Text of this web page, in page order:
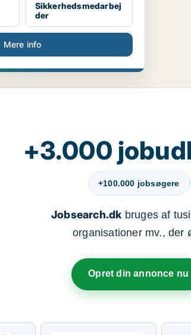
Sikkerhedsmedarbej
der
Mere info
+3.000
+100.000 jobsøgere
Jobsearch.dkbruges af
organisationer mv., der
Opret din annonce nu